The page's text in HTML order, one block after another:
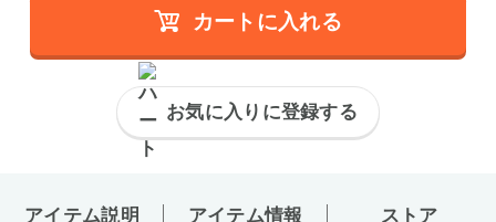
カートに入れる
お気に入りに登録する
アイテム説明 アイテム情報 ストア